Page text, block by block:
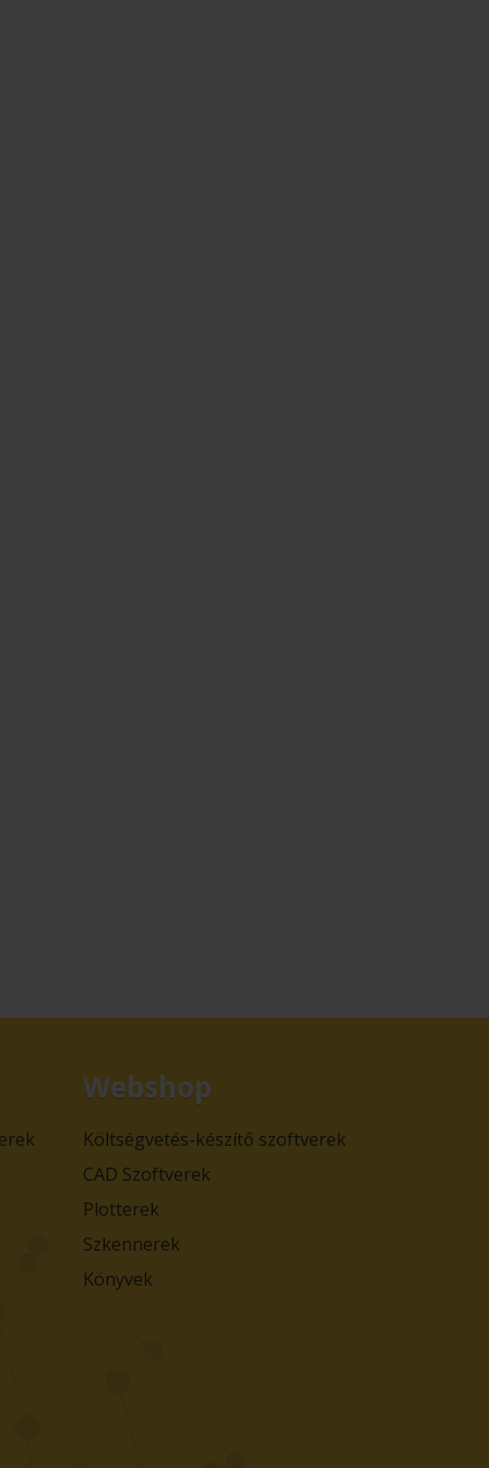
Webshop
Költségvetés-készítő szoftverek
CAD Szoftverek
Plotterek
Szkennerek
Könyvek